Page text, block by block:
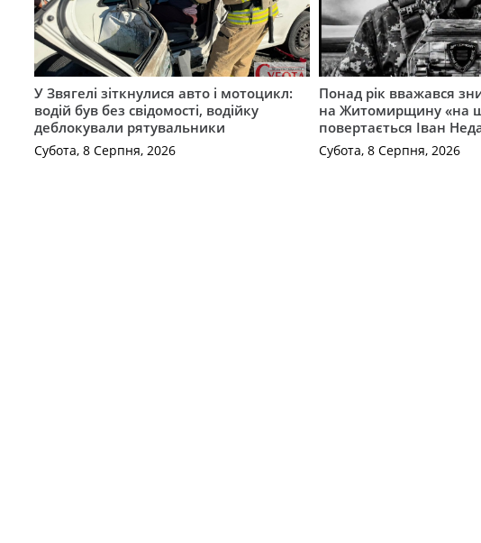
У Звягелі зіткнулися авто і мотоцикл:
водій був без свідомості, водійку
деблокували рятувальники
Субота, 8 Серпня, 2026
Понад рік вважався
на Житомирщину «на
повертається Іван
Субота, 8 Серпня, 2026